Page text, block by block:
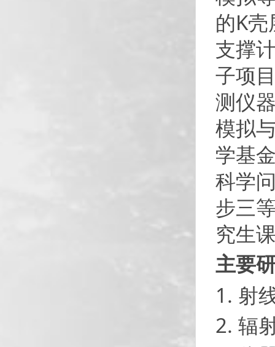
的K
支撑
子项
测仪
模拟
学基
科学
步三
究生
主要
1. 射
2. 辐